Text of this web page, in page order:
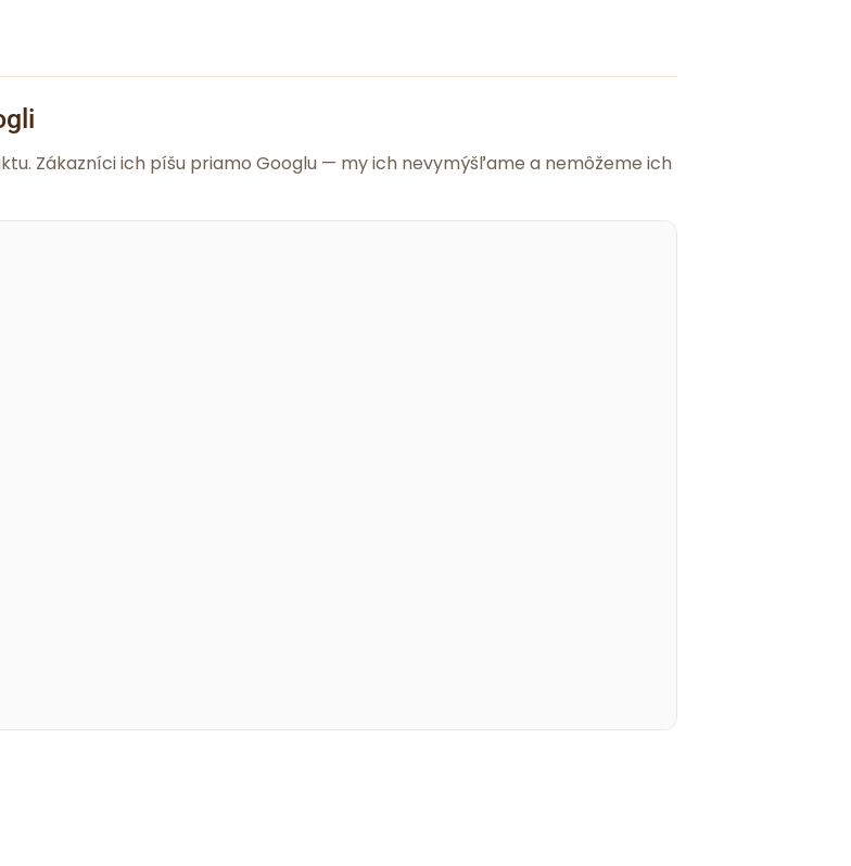
Zákazníci ich píšu priamo Googlu — my ich nevymýšľame a nemôžeme ich